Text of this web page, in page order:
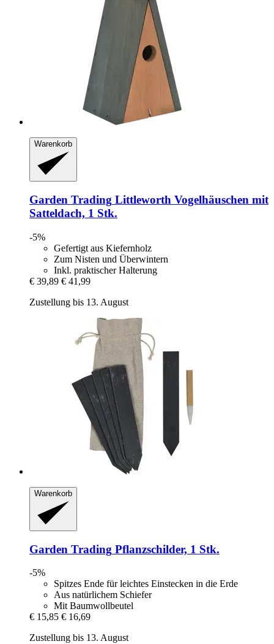
Warenkorb
Garden Trading Littleworth Vogelhäuschen mit
Satteldach, 1 Stk.
-5%
Gefertigt aus Kiefernholz
Zum Nisten und Überwintern
Inkl. praktischer Halterung
€ 39,89 € 41,99
Zustellung bis 13. August
Warenkorb
Garden Trading Pflanzschilder, 1 Stk.
-5%
Spitzes Ende für leichtes Einstecken in die Erde
Aus natürlichem Schiefer
Mit Baumwollbeutel
€ 15,85 € 16,69
Zustellung bis 13. August